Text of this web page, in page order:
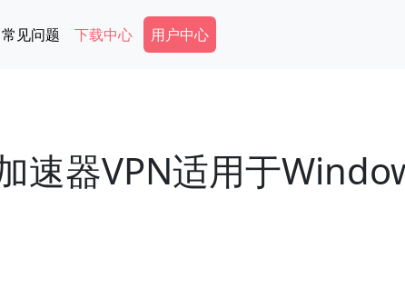
常见问题 下载中心 Secondary Menu
用户中心
速器VPN适用于